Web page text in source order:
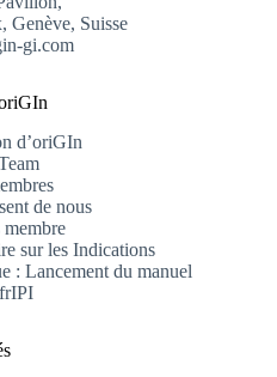
Genève, Suisse
gi.com
d’oriGIn
de nous
sur les Indications
: Lancement du manuel